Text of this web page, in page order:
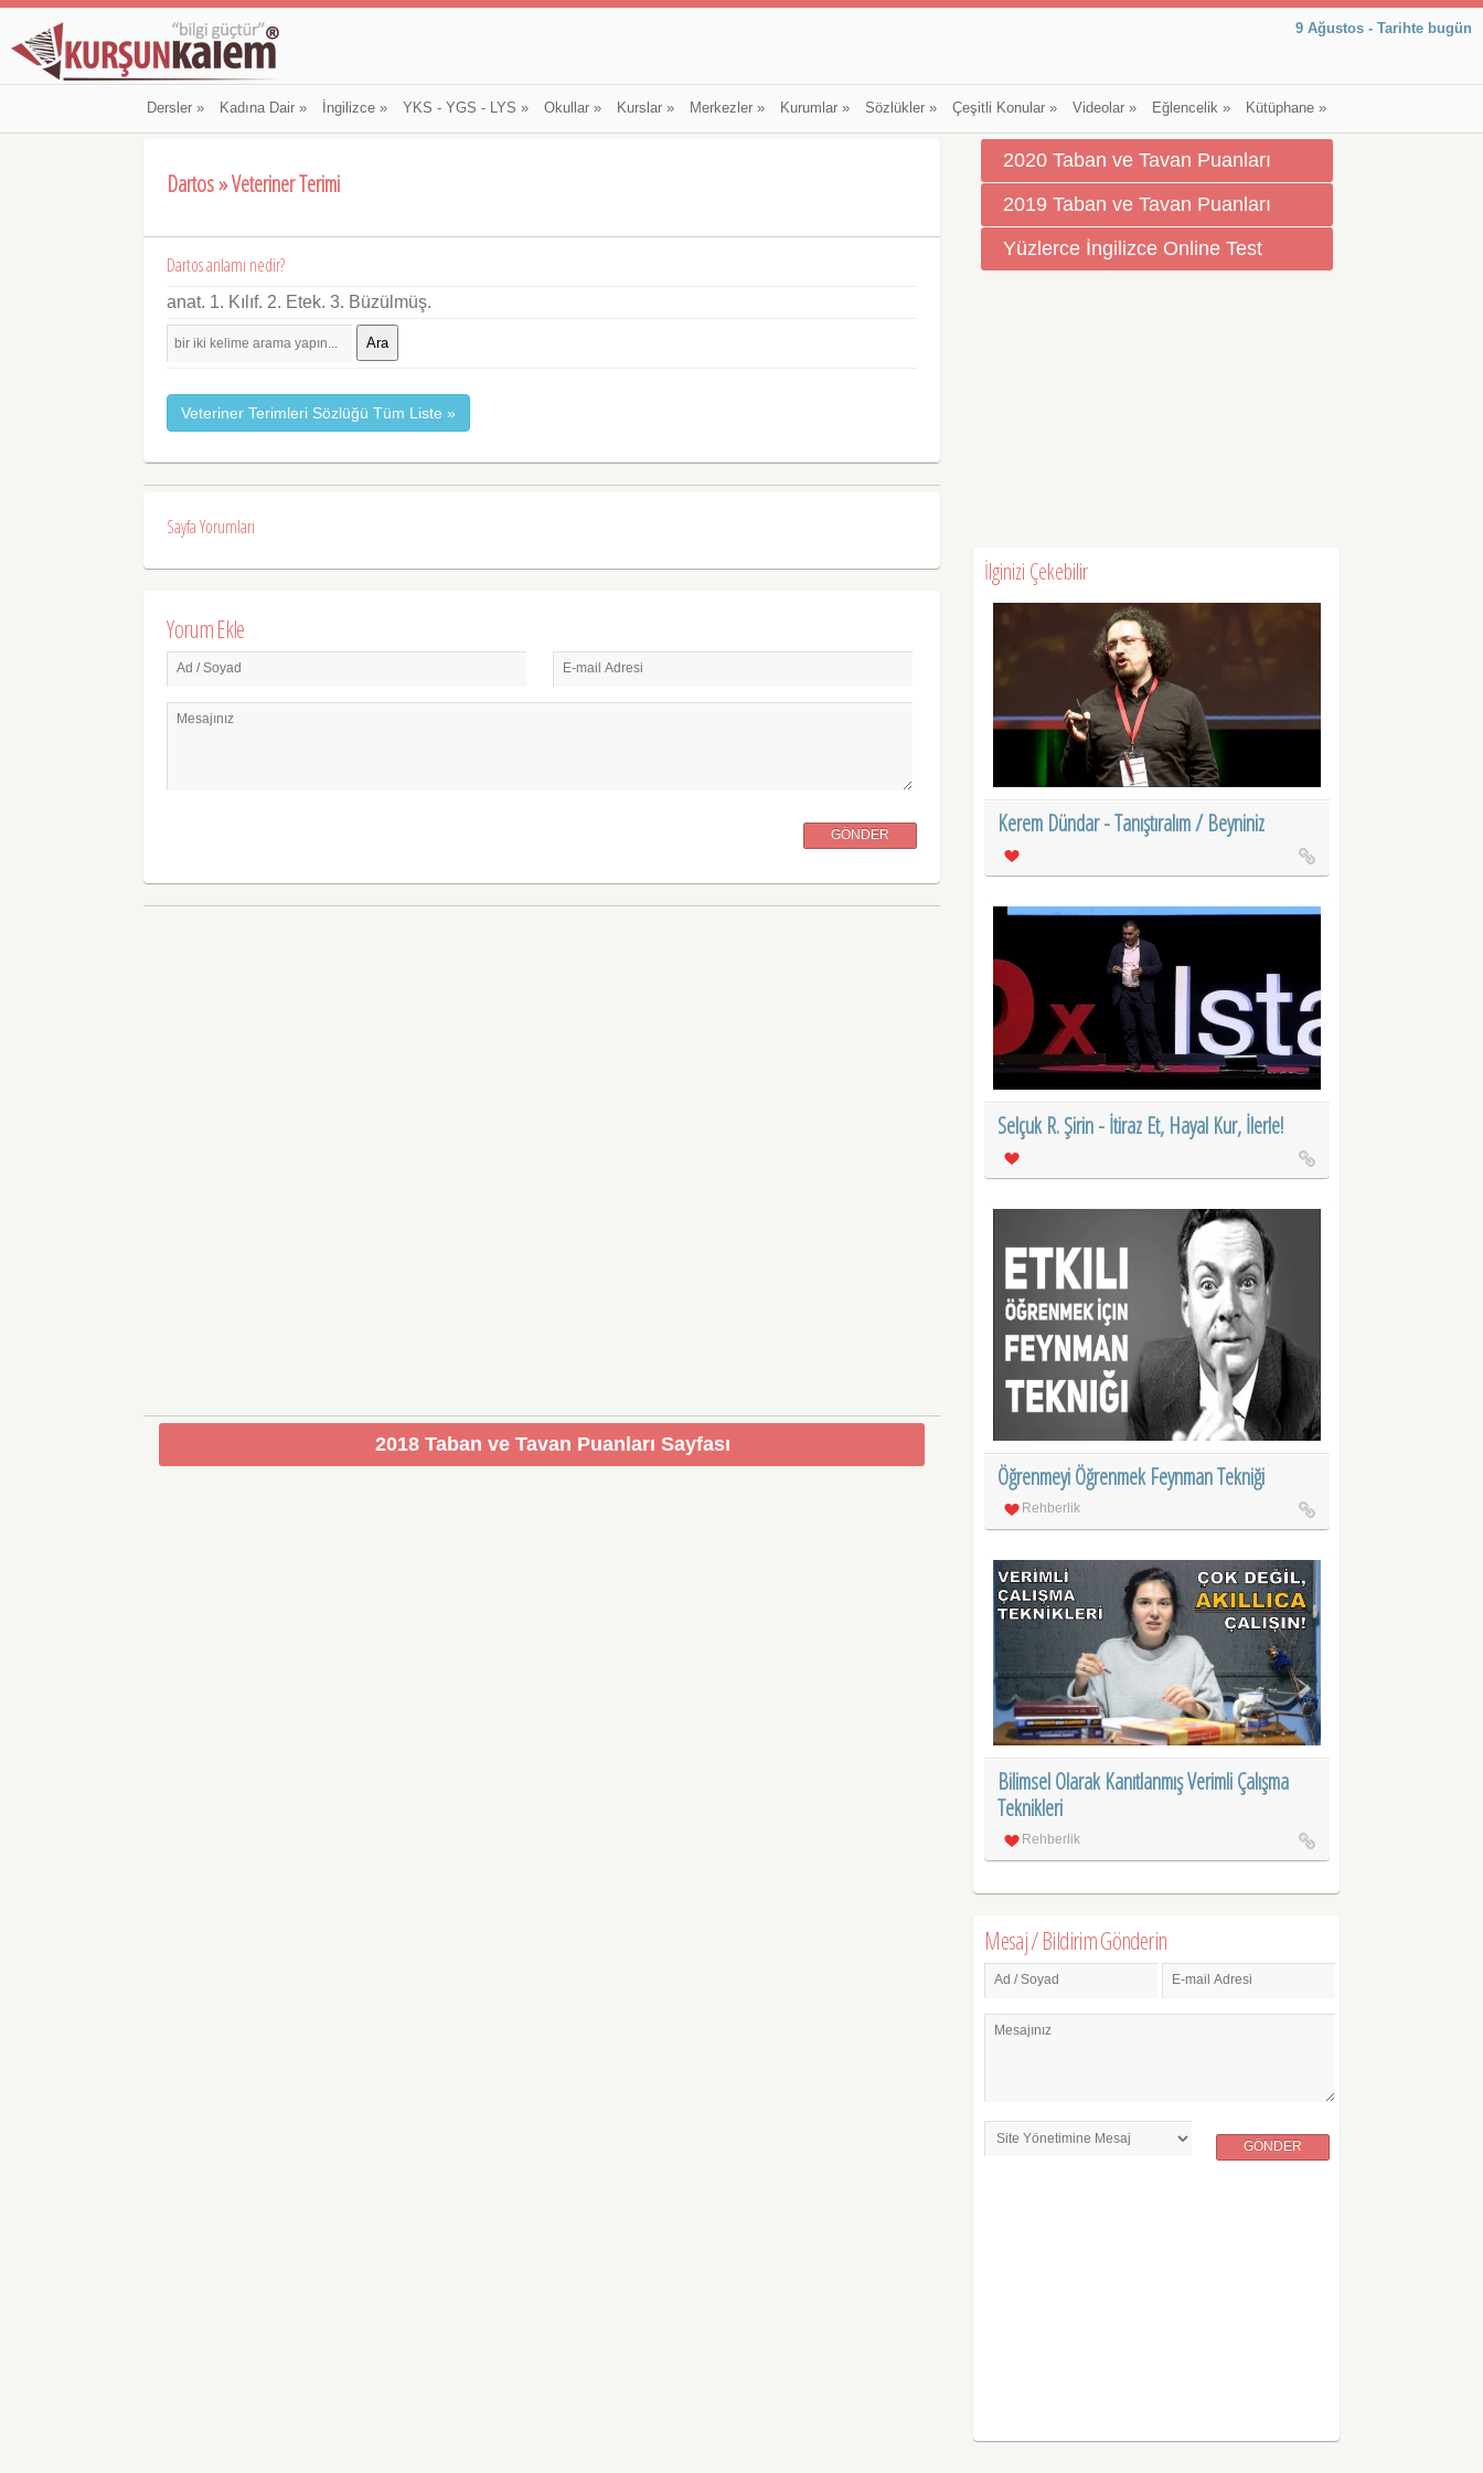
9 Ağustos - Tarihte bugün
Dersler» Kadına Dair» İngilizce» YKS - YGS - LYS » Okullar» Kurslar» Merkezler» Kurumlar» Sözlükler» Çeşitli Konular» Videolar» Eğlencelik» Kütüphane»
Dartos » Veteriner Terimi
Dartos anlamı nedir?
anat. 1. Kılıf. 2. Etek. 3. Büzülmüş.
Ara
Veteriner Terimleri Sözlüğü Tüm Liste »
Sayfa Yorumları
Yorum Ekle
Ad / Soyad E-mail Adresi
Mesajınız
GÖNDER
2018 Taban ve Tavan Puanları Sayfası
2020 Taban ve Tavan Puanları
2019 Taban ve Tavan Puanları
Yüzlerce İngilizce Online Test
İlginizi Çekebilir
Kerem Dündar - Tanıştıralım / Beyniniz
Selçuk R. Şirin - İtiraz Et, Hayal Kur, İlerle!
Öğrenmeyi Öğrenmek Feynman Tekniği
Rehberlik
Bilimsel Olarak Kanıtlanmış Verimli Çalışma
Teknikleri
Rehberlik
Mesaj / Bildirim Gönderin
Ad / Soyad E-mail Adresi
Mesajınız
GÖNDER